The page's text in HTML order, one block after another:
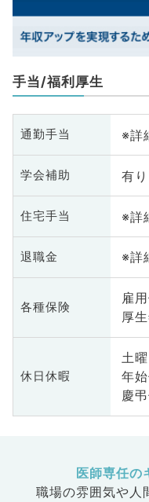
手当/福利厚生
通勤手当 ※詳
学会補助 有り
住宅手当 ※詳
退職金 ※詳
各種保険
雇
厚
休日休暇
土
年
慶
医師専任の
職場の雰囲気や人